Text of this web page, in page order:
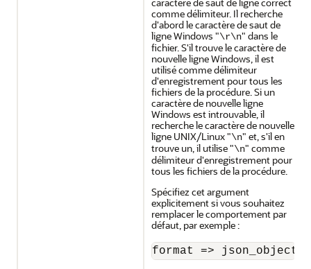
comme délimiteur. Il recherche
d'abord le caractère de saut de
ligne Windows "\r\n" dans le
fichier. S'il trouve le caractère de
nouvelle ligne Windows, il est
utilisé comme délimiteur
d'enregistrement pour tous les
fichiers de la procédure. Si un
caractère de nouvelle ligne
Windows est introuvable, il
recherche le caractère de nouvelle
ligne UNIX/Linux "\n" et, s'il en
trouve un, il utilise "\n" comme
délimiteur d'enregistrement pour
tous les fichiers de la procédure.
Spécifiez cet argument
explicitement si vous souhaitez
remplacer le comportement par
défaut, par exemple :
format =>